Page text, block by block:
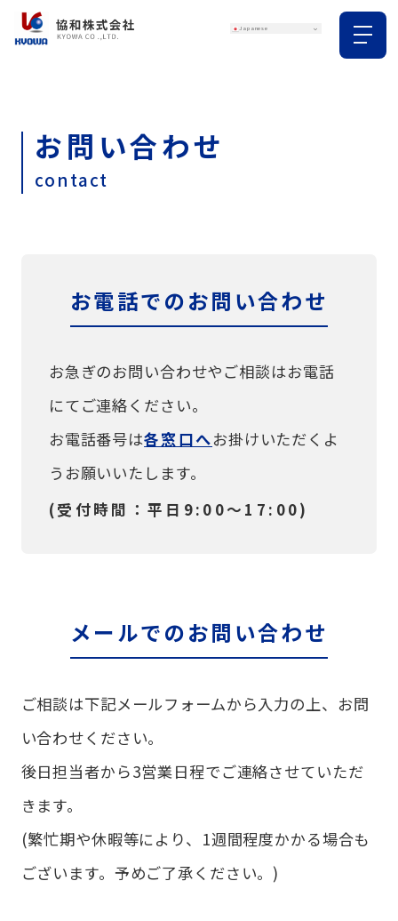
お問い合わせ
contact
お電話でのお問い合わせ
お急ぎのお問い合わせやご相談はお電話
にてご連絡ください。
お電話番号は各窓口へお掛けいただくよ
うお願いいたします。
(受付時間：平日9:00〜17:00)
メールでのお問い合わせ
ご相談は下記メールフォームから入力の上、お問
い合わせください。
後日担当者から3営業日程でご連絡させていただ
きます。
(繁忙期や休暇等により、1週間程度かかる場合も
ございます。予めご了承ください。)